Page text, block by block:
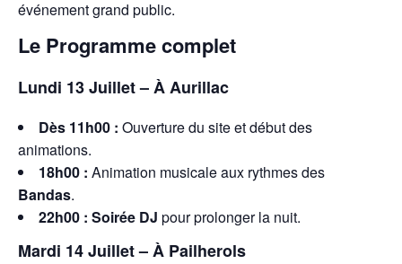
événement grand public.
Le Programme complet
Lundi 13 Juillet – À Aurillac
Dès 11h00 : Ouverture du site et début des
animations.
18h00 : Animation musicale aux rythmes des
Bandas.
22h00 : Soirée DJ pour prolonger la nuit.
Mardi 14 Juillet – À Pailherols